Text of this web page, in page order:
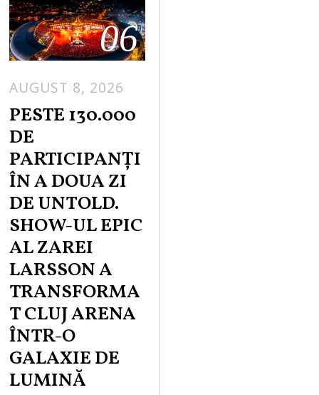
06
AUGUST 8, 2026
PESTE 130.000
DE
PARTICIPANȚI
ÎN A DOUA ZI
DE UNTOLD.
SHOW-UL EPIC
AL ZAREI
LARSSON A
TRANSFORMA
T CLUJ ARENA
ÎNTR-O
GALAXIE DE
LUMINĂ